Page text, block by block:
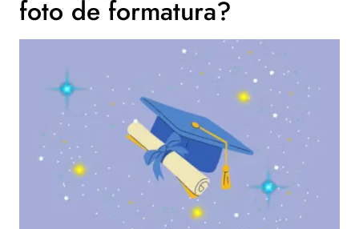
foto de formatura?